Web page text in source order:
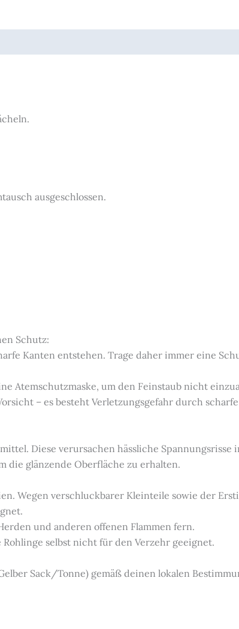
ausgeschlossen.
Schutz:
Kanten entstehen. Trage daher immer eine
Atemschutzmaske, um den Feinstaub nicht
– es besteht Verletzungsgefahr durch
Diese verursachen hässliche Spannungsrisse
die glänzende Oberfläche zu erhalten.
Wegen verschluckbarer Kleinteile sowie der
und anderen offenen Flammen fern.
selbst nicht für den Verzehr geeignet.
Sack/Tonne) gemäß deinen lokalen